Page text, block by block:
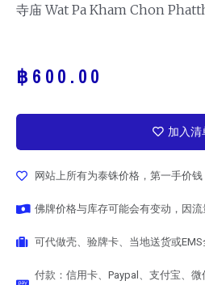
寺庙 Wat Pa Kham Chon
฿ 600.00
加入清
网站上所有为泰铢价格，第一手价钱
佛牌价格与库存可能会有变动，因
可代做壳、验牌卡、当地送货或EMS
付款：信用卡、Paypal、支付宝、